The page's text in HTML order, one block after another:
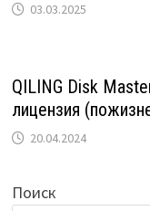
03.03.2025
QILING Disk
лицензия
20.04.2024
Поиск